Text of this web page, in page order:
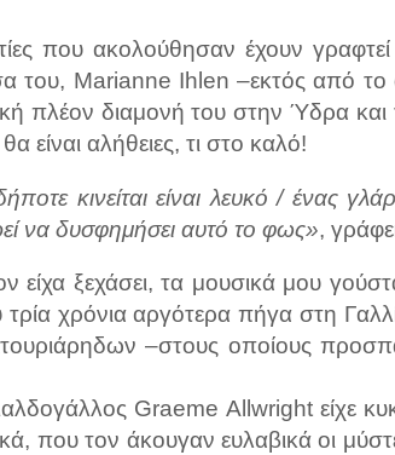
που ακολούθησαν έχουν
του, Marianne Ihlen –εκτός από
πλέον διαμονή του στην Ύδρα
είναι αλήθειες, τι στο καλό!
κινείται είναι λευκό /
να δυσφημήσει αυτό το φως»,
είχα ξεχάσει, τα μουσικά μου
τρία χρόνια αργότερα πήγα στη
–στους οποίους
Graeme Allwright είχε
που τον άκουγαν ευλαβικά οι